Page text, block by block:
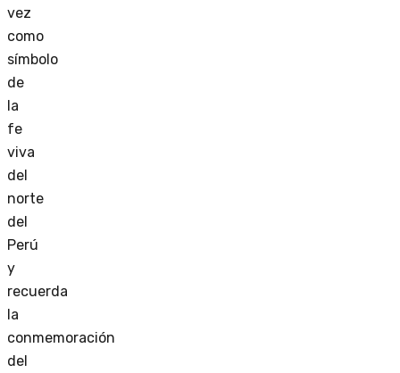
vez
como
símbolo
de
la
fe
viva
del
norte
del
Perú
y
recuerda
la
conmemoración
del